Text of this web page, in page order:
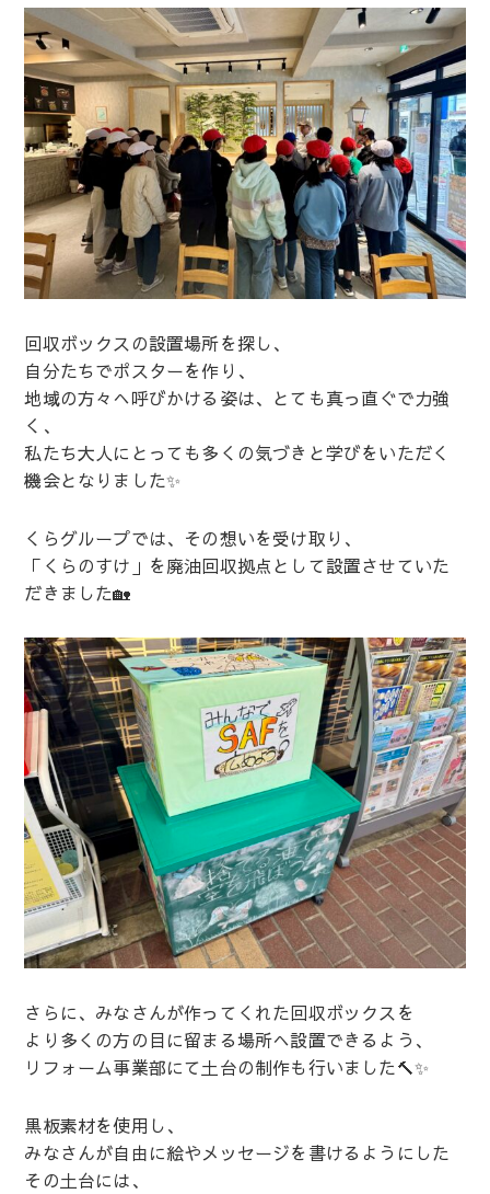
回収ボックスの設置場所を探し、
自分たちでポスターを作り、
地域の方々へ呼びかける姿は、とても真っ直ぐで力強
く、
私たち大人にとっても多くの気づきと学びをいただく
機会となりました✨
くらグループでは、その想いを受け取り、
「くらのすけ」を廃油回収拠点として設置させていた
だきました🏡
さらに、みなさんが作ってくれた回収ボックスを
より多くの方の目に留まる場所へ設置できるよう、
リフォーム事業部にて土台の制作も行いました🔨✨
黒板素材を使用し、
みなさんが自由に絵やメッセージを書けるようにした
その土台には、